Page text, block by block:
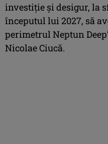
investiţie şi desigur, la
începutul lui 2027, să
perimetrul Neptun
Nicolae Ciucă.